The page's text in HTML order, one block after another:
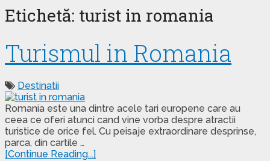
Etichetă: turist in romania
Turismul in Romania
Destinatii
Romania este una dintre acele tari europene care au
ceea ce oferi atunci cand vine vorba despre atractii
turistice de orice fel. Cu peisaje extraordinare desprinse,
parca, din cartile …
[Continue Reading...]